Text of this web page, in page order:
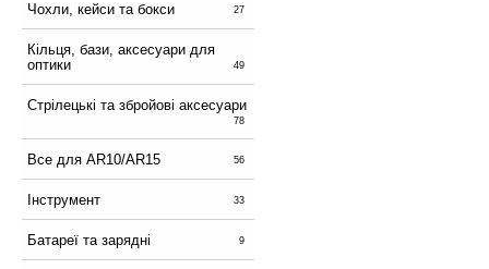
Чохли, кейси та бокси 27
Кільця, бази, аксесуари для
оптики
49
Стрілецькі та збройові аксесуари
78
Все для AR10/AR15 56
Інструмент 33
Батареї та зарядні 9